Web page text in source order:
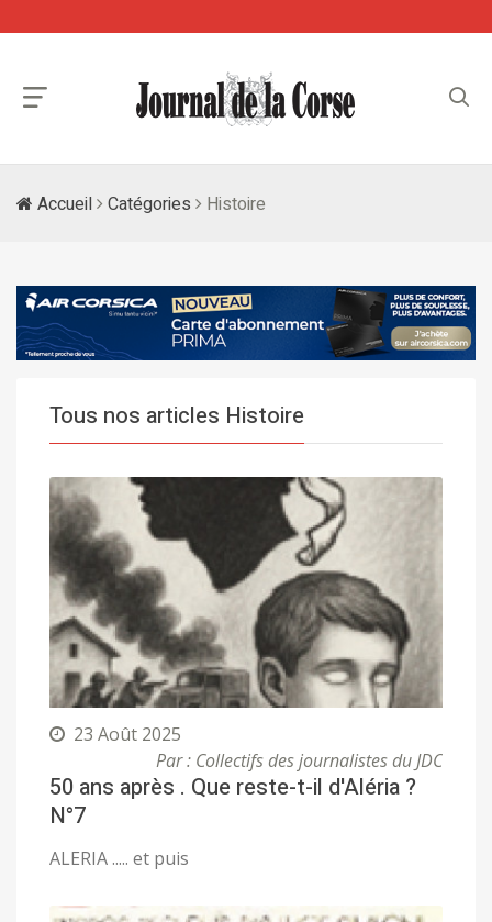
Accueil Catégories Histoire
Tous nos articles Histoire
23 Août 2025
Par : Collectifs des journalistes du JDC
50 ans après . Que reste-t-il d'Aléria ?
N°7
ALERIA ..... et puis